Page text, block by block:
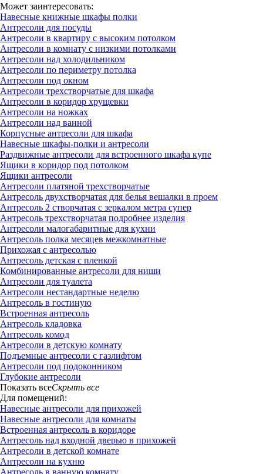
Может заинтересовать:
Навесные книжные шкафы полки
Антресоли для посуды
Антресоли в квартиру с высоким потолком
Антресоли в комнату с низкими потолками
Антресоли над холодильником
Антресоли по периметру потолка
Антресоли под окном
Антресоли трехстворчатые для шкафа
Антресоли в коридор хрущевки
Антресоли на ножках
Антресоли над ванной
Корпусные антресоли для шкафа
Навесные шкафы-полки и антресоли
Раздвижные антресоли для встроенного шкафа купе
Ящики в коридор под потолком
Ящики антресоли
Антресоли платяной трехстворчатые
Антресоль двухстворчатая для белья вешалки в проем
Антресоль 2 створчатая c зеркалом метра супер
Антресоль трехстворчатая подробнее изделия
Антресоли малогабаритные для кухни
Антресоль полка месяцев межкомнатные
Прихожая с антресолью
Антресоль детская с пленкой
Комбинированные антресоли для ниши
Антресоли для туалета
Антресоли нестандартные неделю
Антресоль в гостиную
Встроенная антресоль
Антресоль кладовка
Антресоль комод
Антресоли в детскую комнату
Подъемные антресоли с газлифтом
Антресоли под подоконником
Глубокие антресоли
Показать всеСкрыть все
Для помещений:
Навесные антресоли для прихожей
Навесные антресоли для комнаты
Встроенная антресоль в коридоре
Антресоль над входной дверью в прихожей
Антресоли в детской комнате
Антресоли на кухню
Антресоль в ванную комнату